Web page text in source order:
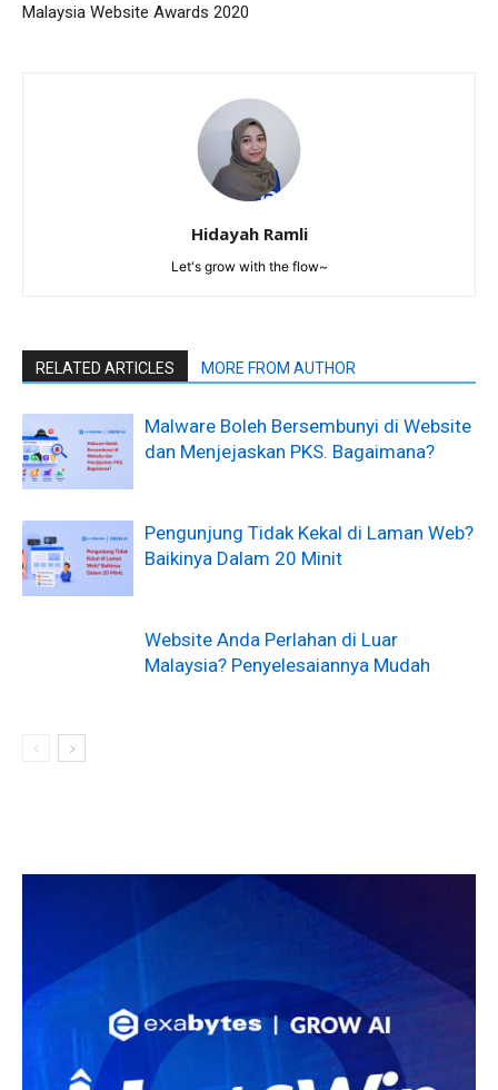
Malaysia Website Awards 2020
Hidayah Ramli
Let's grow with the flow~
RELATED ARTICLES MORE FROM AUTHOR
Malware Boleh Bersembunyi di Website
dan Menjejaskan PKS. Bagaimana?
Pengunjung Tidak Kekal di Laman Web?
Baikinya Dalam 20 Minit
Website Anda Perlahan di Luar
Malaysia? Penyelesaiannya Mudah